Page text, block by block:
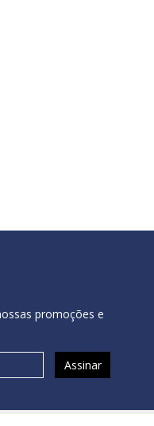
promoções e
Assinar